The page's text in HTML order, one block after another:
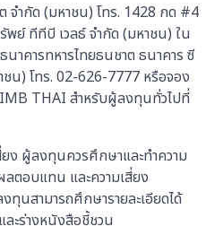
จำกัด (มหาชน) โทร. 1428 กด #4
ย์ ทีทีบี เวลธ์ จำกัด (มหาชน) ใน
นาคารทหารไทยธนชาต ธนาคาร ซี
ชน) โทร. 02-626-7777 หรือจอง
THAI สำหรับผู้ลงทุนทั่วไปที่
ง ผู้ลงทุนควรศึกษาและทำความ
ลตอบแทน และความเสี่ยง
นสามารถศึกษารายละเอียดได้
ะร่างหนังสือชี้ชวน